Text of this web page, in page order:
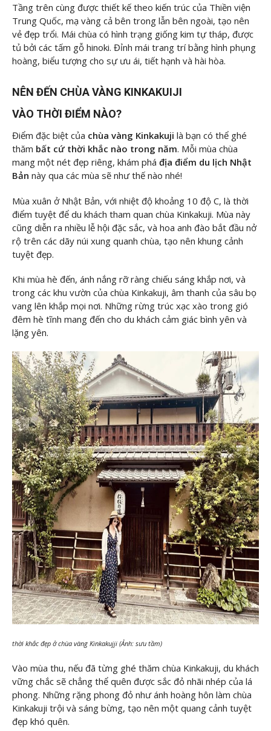
Tầng trên cùng được thiết kế theo kiến trúc của Thiền viện
Trung Quốc, mạ vàng cả bên trong lẫn bên ngoài, tạo nên
vẻ đẹp trổi. Mái chùa có hình trạng giống kim tự tháp, được
tủ bởi các tấm gỗ hinoki. Đỉnh mái trang trí bằng hình phụng
hoàng, biểu tượng cho sự ưu ái, tiết hạnh và hài hòa.
NÊN ĐẾN CHÙA VÀNG KINKAKUIJI
VÀO THỜI ĐIỂM NÀO?
Điểm đặc biệt của chùa vàng Kinkakuji là bạn có thể ghé
thăm bất cứ thời khắc nào trong năm. Mỗi mùa chùa
mang một nét đẹp riêng, khám phá địa điểm du lịch Nhật
Bản này qua các mùa sẽ như thế nào nhé!
Mùa xuân ở Nhật Bản, với nhiệt độ khoảng 10 độ C, là thời
điểm tuyệt để du khách tham quan chùa Kinkakuji. Mùa này
cũng diễn ra nhiều lễ hội đặc sắc, và hoa anh đào bắt đầu nở
rộ trên các dãy núi xung quanh chùa, tạo nên khung cảnh
tuyệt đẹp.
Khi mùa hè đến, ánh nắng rỡ ràng chiếu sáng khắp nơi, và
trong các khu vườn của chùa Kinkakuji, âm thanh của sâu bọ
vang lên khắp mọi nơi. Những rừng trúc xạc xào trong gió
đêm hè tĩnh mang đến cho du khách cảm giác bình yên và
lặng yên.
thời khắc đẹp ở chùa vàng Kinkakujji (Ảnh: sưu tầm)
Vào mùa thu, nếu đã từng ghé thăm chùa Kinkakuji, du khách
vững chắc sẽ chẳng thể quên được sắc đỏ nhãi nhép của lá
phong. Những rặng phong đỏ như ánh hoàng hôn làm chùa
Kinkakuji trội và sáng bừng, tạo nên một quang cảnh tuyệt
đẹp khó quên.